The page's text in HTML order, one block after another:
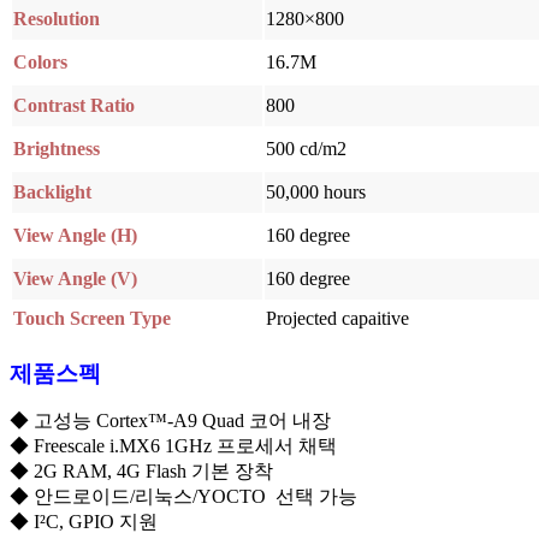
Resolution 1280×800
Colors 16.7M
Contrast Ratio 800
Brightness 500 cd/m2
Backlight 50,000 hours
View Angle (H) 160 degree
View Angle (V)
160 degree
Touch Screen Type
Projected capaitive
제품스펙
◆ 고성능 Cortex™-A9 Quad 코어 내장
◆ Freescale i.MX6 1GHz 프로세서 채택
◆ 2G RAM, 4G Flash 기본 장착
◆ 안드로이드/리눅스/YOCTO 선택 가능
◆ I²C, GPIO 지원